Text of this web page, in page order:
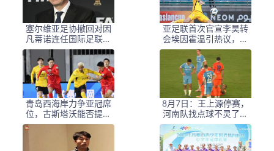
塞尔维亚足协撤回对因
凡蒂诺连任国际足联主
席的支持
亚足联首次官宣李昊转
会埃因霍温引热议，球
迷称之为假消息
青岛西海岸力争亚冠席
位，古斯塔沃能否提升
表现？
8月7日：王上源停赛，
河南队找点球不灵了，
马拉尼昂不会射门，郑
智剑指亚冠名额